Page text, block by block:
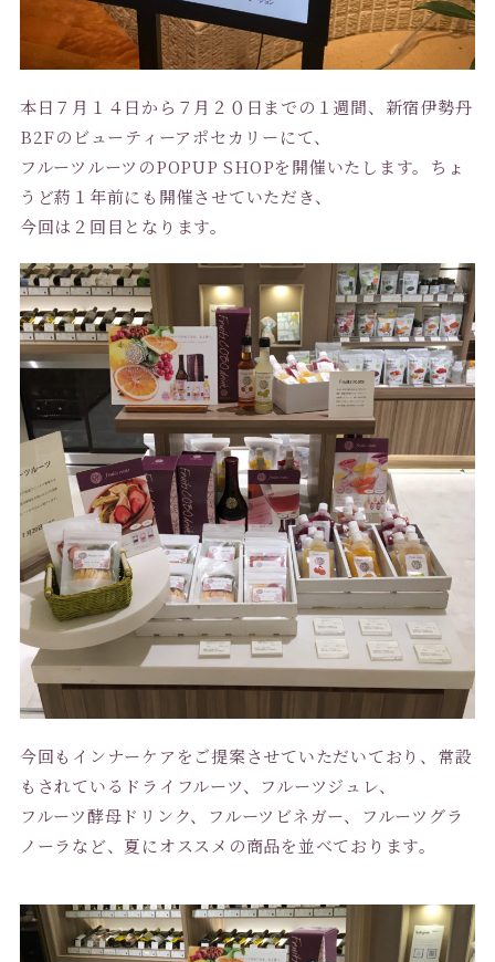
本日７月１４日から７月２０日までの１週間、新宿伊勢丹
B2Fのビューティーアポセカリーにて、
フルーツルーツのPOPUP SHOPを開催いたします。ちょ
うど葯１年前にも開催させていただき、
今回は２回目となります。
今回もインナーケアをご提案させていただいており、常設
もされているドライフルーツ、フルーツジュレ、
フルーツ酵母ドリンク、フルーツビネガー、フルーツグラ
ノーラなど、夏にオススメの商品を並べております。